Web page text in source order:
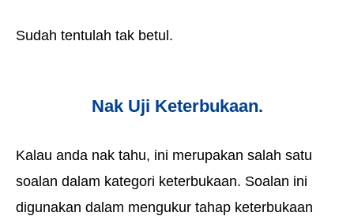
Sudah tentulah tak betul.
Nak Uji Keterbukaan.
Kalau anda nak tahu, ini merupakan salah satu
soalan dalam kategori keterbukaan. Soalan ini
digunakan dalam mengukur tahap keterbukaan